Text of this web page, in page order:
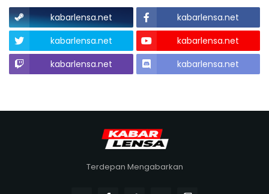
kabarlensa.net
kabarlensa.net
kabarlensa.net
kabarlensa.net
kabarlensa.net
kabarlensa.net
Terdepan Mengabarkan